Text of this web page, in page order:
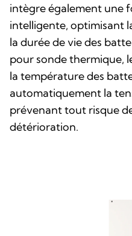
intègre également une
intelligente, optimisant
la durée de vie des
pour sonde thermique,
la température des
automatiquement la
prévenant tout risque
détérioration.